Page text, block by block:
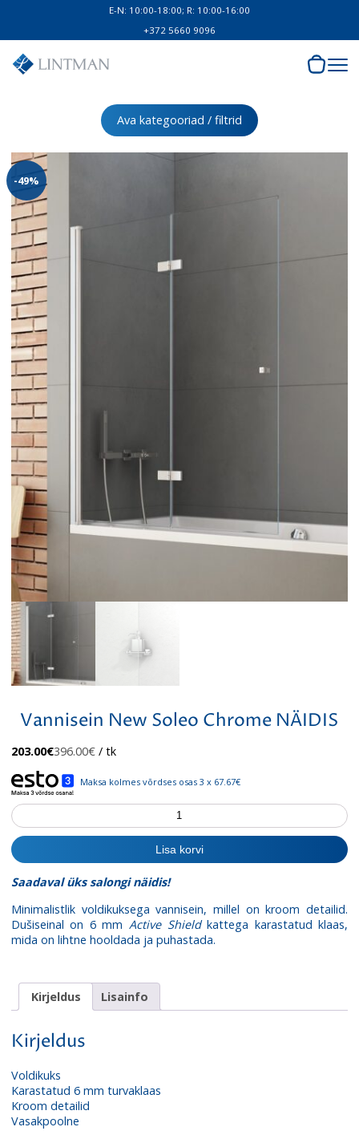
E-N: 10:00-18:00; R: 10:00-16:00
+372 5660 9096
Ava kategooriad / filtrid
-49%
Vannisein New Soleo Chrome NÄIDIS
396.00€ Algne
oli:
203.00€
Praegune
on:
/ tk
Maksa kolmes võrdses osas 3 x 67.67€
Vannisein
New
Soleo
Chrome
kogus
Lisa korvi
Saadaval üks salongi näidis!
Minimalistlik voldikuksega vannisein, millel on kroom detailid.
Dušiseinal on 6 mm Active Shieldkattega karastatud klaas,
mida on lihtne hooldada ja puhastada.
Kirjeldus Lisainfo
Kirjeldus
Voldikuks
Karastatud 6 mm turvaklaas
Kroom detailid
Vasakpoolne